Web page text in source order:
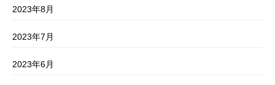
2023年8月
2023年7月
2023年6月